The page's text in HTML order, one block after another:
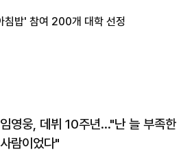
침밥' 참여 200개 대학 선정
임영웅, 데뷔 10주년…"난 늘 부족한
사람이었다"